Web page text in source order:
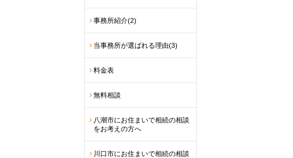
事務所紹介(2)
当事務所が選ばれる理由(3)
料金表
無料相談
八潮市にお住まいで相続の相談
をお考えの方へ
川口市にお住まいで相続の相談